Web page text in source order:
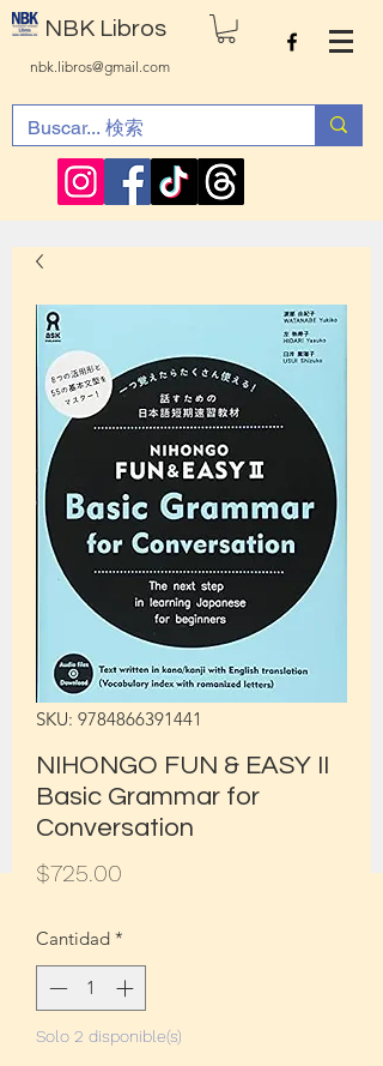
NBK Libros
nbk.libros@gmail.com
SKU: 9784866391441
NIHONGO FUN & EASY II
Basic Grammar for
Conversation
$725.00
Cantidad *
Solo 2 disponible(s)